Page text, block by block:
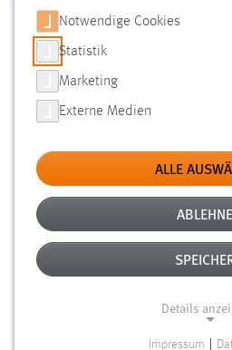
Hochschule Aktuelles News der
KOKWK ERNEUT AUF
SYSTEM ENGINEERING
CONFERENCE 2020
PILSEN
11.09.2020
Die 19. „Conference of
Engineering (PSE)“ an
stattfinden – COVID19
unmöglich. Nun fand die
Notwendige Cookies
Statistik
Marketing
Externe Medien
ALLE
Details
Impressum